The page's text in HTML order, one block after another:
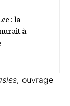
: la
à
, ouvrage